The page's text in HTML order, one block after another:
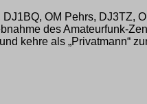
OM Pehrs, DJ3TZ,
des Amateurfunk-
kehre als „Privatmann“